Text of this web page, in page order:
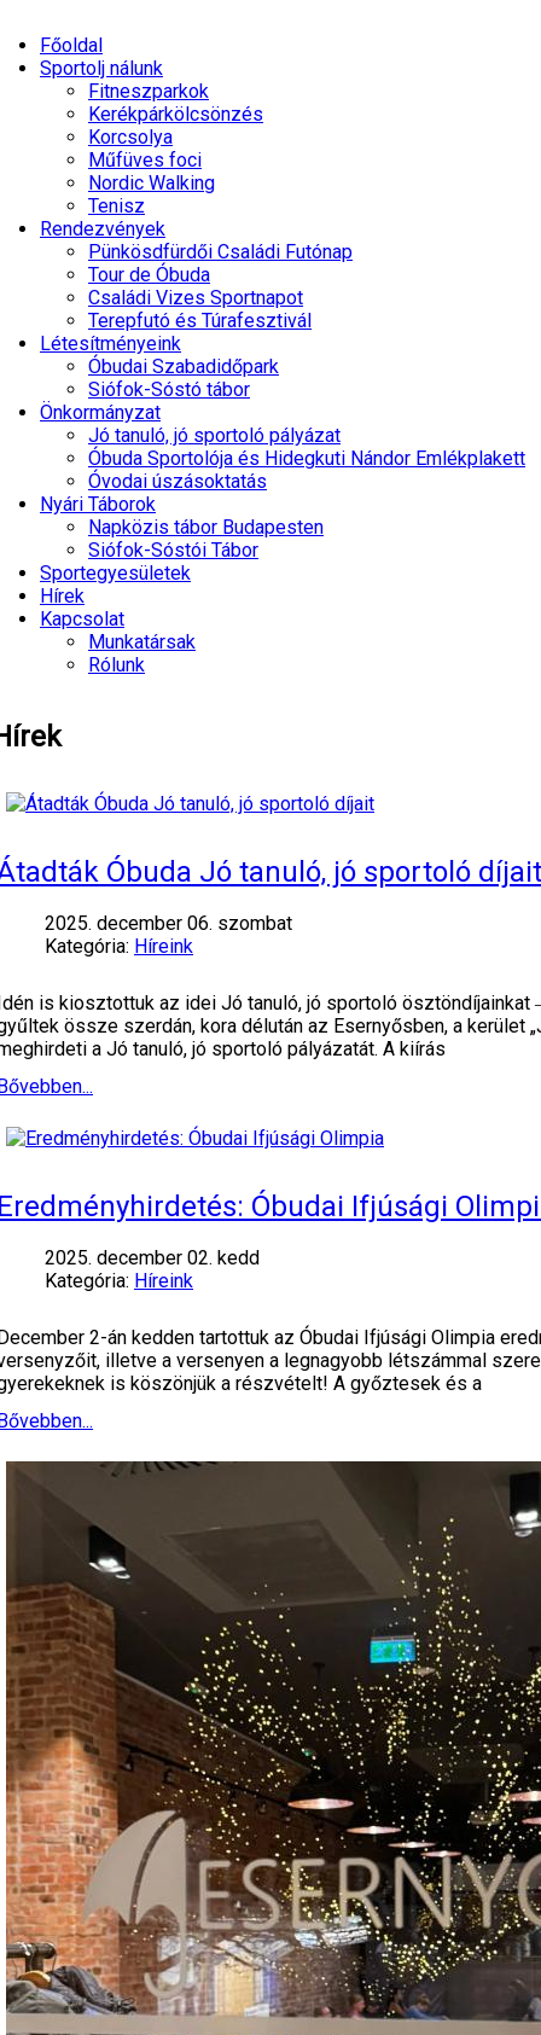
Főoldal
Sportolj nálunk
Fitneszparkok
Kerékpárkölcsönzés
Korcsolya
Műfüves foci
Nordic Walking
Tenisz
Rendezvények
Pünkösdfürdői Családi Futónap
Tour de Óbuda
Családi Vizes Sportnapot
Terepfutó és Túrafesztivál
Létesítményeink
Óbudai Szabadidőpark
Siófok-Sóstó tábor
Önkormányzat
Jó tanuló, jó sportoló pályázat
Óbuda Sportolója és Hidegkuti Nándor Emlékplakett
Óvodai úszásoktatás
Nyári Táborok
Napközis tábor Budapesten
Siófok-Sóstói Tábor
Sportegyesületek
Hírek
Kapcsolat
Munkatársak
Rólunk
Óbuda Jó tanuló, jó sportoló díjait
2025. december 06. szombat
Kategória: Híreink
is kiosztottuk az idei Jó tanuló, jó sportoló ösztöndíjainkat
össze szerdán, kora délután az Esernyősben, a kerület
a Jó tanuló, jó sportoló pályázatát. A kiírás
Óbudai Ifjúsági
2025. december 02. kedd
Kategória: Híreink
2-án kedden tartottuk az Óbudai Ifjúsági Olimpia
illetve a versenyen a legnagyobb létszámmal
is köszönjük a részvételt! A győztesek és a